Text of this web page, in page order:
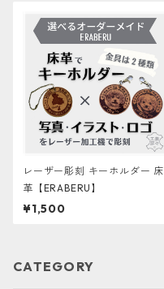
レーザー彫刻 キーホルダー 床
革【ERABERU】
¥1,500
CATEGORY